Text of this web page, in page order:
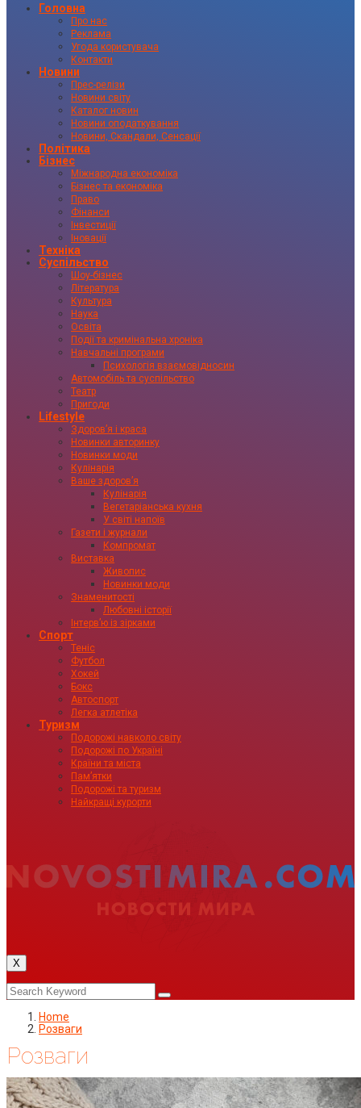
Головна
Про нас
Реклама
Угода користувача
Контакти
Новини
Прес-релізи
Новини світу
Каталог новин
Новини оподаткування
Новини, Скандали, Сенсації
Політика
Бізнес
Міжнародна економіка
Бізнес та економіка
Право
Фінанси
Інвестиції
Іновації
Техніка
Суспільство
Шоу-бізнес
Література
Культура
Наука
Освіта
Події та кримінальна хроніка
Навчальні програми
Психологія взаємовідносин
Автомобіль та суспільство
Театр
Пригоди
Lifestyle
Здоровʼя і краса
Новинки авторинку
Новинки моди
Кулінарія
Ваше здоровʼя
Кулінарія
Вегетаріанська кухня
У світі напоїв
Газети і журнали
Компромат
Виставка
Живопис
Новинки моди
Знаменитості
Любовні історії
Інтервʼю із зірками
Спорт
Теніс
Футбол
Хокей
Бокс
Автоспорт
Легка атлетіка
Туризм
Подорожі навколо світу
Подорожі по Україні
Країни та міста
Пам’ятки
Подорожі та туризм
Найкращі курорти
X
Home
Розваги
Розваги